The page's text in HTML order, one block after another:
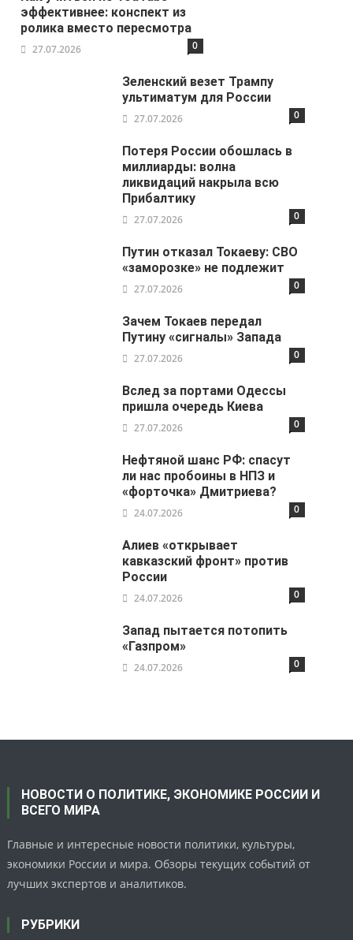
эффективнее: конспект из
ролика вместо пересмотра
27.07.2026 0
Зеленский везет Трампу
ультиматум для России
27.07.2026 0
Потеря России обошлась в
миллиарды: волна
ликвидаций накрыла всю
Прибалтику
27.07.2026 0
Путин отказал Токаеву: СВО
«заморозке» не подлежит
27.07.2026 0
Зачем Токаев передал
Путину «сигналы» Запада
27.07.2026 0
Вслед за портами Одессы
пришла очередь Киева
27.07.2026 0
Нефтяной шанс РФ: спасут
ли нас пробоины в НПЗ и
«форточка» Дмитриева?
24.07.2026 0
Алиев «открывает
кавказский фронт» против
России
24.07.2026 0
Запад пытается потопить
«Газпром»
24.07.2026 0
НОВОСТИ О ПОЛИТИКЕ, ЭКОНОМИКЕ РОССИИ И
ВСЕГО МИРА
Главные и интересные новости политики, культуры,
экономики России и мира. Обзоры текущих событий от
лучших экспертов и аналитиков.
РУБРИКИ